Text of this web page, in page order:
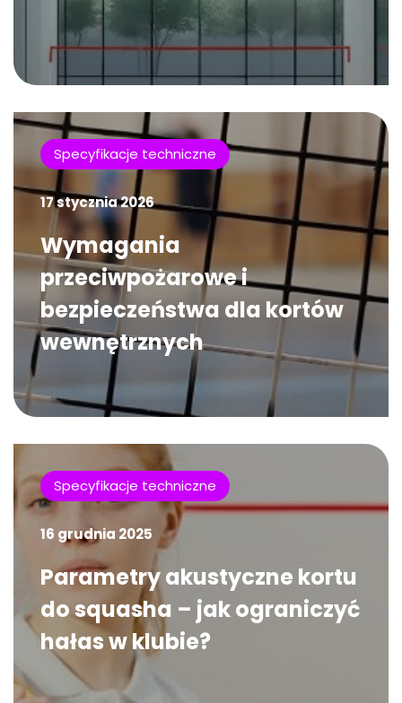
Specyfikacje techniczne
17 stycznia 2026
Wymagania
przeciwpożarowe i
bezpieczeństwa dla kortów
wewnętrznych
Specyfikacje techniczne
16 grudnia 2025
Parametry akustyczne kortu
do squasha – jak ograniczyć
hałas w klubie?